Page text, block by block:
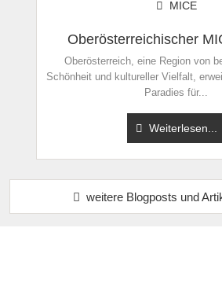
Hiermit akzeptiere ich dieAGB
Datenschutzerklärung habe ich zur
öffentliche Frage stellen
Bitte beachten Sie, öffentliche
Besucher sichtbar.
Oberösterreichischer
MICE
Oberösterreich, eine Region von
Schönheit und kultureller Vielfalt,
Paradies für...
Weiterlesen...
weitere Blogposts und